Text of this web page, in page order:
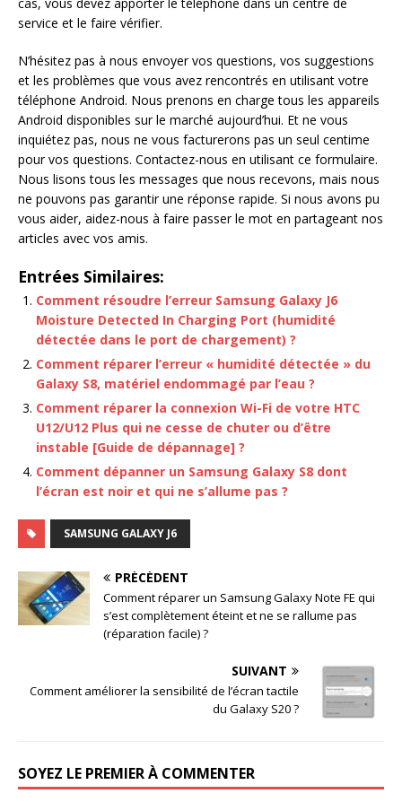
service et le faire vérifier.
N’hésitez pas à nous envoyer vos questions, vos suggestions
et les problèmes que vous avez rencontrés en utilisant votre
téléphone Android. Nous prenons en charge tous les appareils
Android disponibles sur le marché aujourd’hui. Et ne vous
inquiétez pas, nous ne vous facturerons pas un seul centime
pour vos questions. Contactez-nous en utilisant ce formulaire.
Nous lisons tous les messages que nous recevons, mais nous
ne pouvons pas garantir une réponse rapide. Si nous avons pu
vous aider, aidez-nous à faire passer le mot en partageant nos
articles avec vos amis.
Entrées Similaires:
Comment résoudre l’erreur Samsung Galaxy J6
Moisture Detected In Charging Port (humidité
détectée dans le port de chargement) ?
Comment réparer l’erreur « humidité détectée » du
Galaxy S8, matériel endommagé par l’eau ?
Comment réparer la connexion Wi-Fi de votre HTC
U12/U12 Plus qui ne cesse de chuter ou d’être
instable [Guide de dépannage] ?
Comment dépanner un Samsung Galaxy S8 dont
l’écran est noir et qui ne s’allume pas ?
SAMSUNG GALAXY J6
PRÉCÉDENT
Comment réparer un Samsung Galaxy Note FE qui
s’est complètement éteint et ne se rallume pas
(réparation facile) ?
SUIVANT
Comment améliorer la sensibilité de l’écran tactile
du Galaxy S20 ?
SOYEZ LE PREMIER À COMMENTER